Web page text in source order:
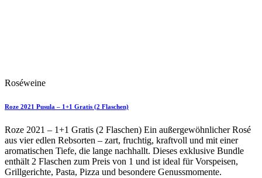
Roséweine
Roze 2021 Pusula – 1+1 Gratis (2 Flaschen)
Roze 2021 – 1+1 Gratis (2 Flaschen) Ein außergewöhnlicher Rosé
aus vier edlen Rebsorten – zart, fruchtig, kraftvoll und mit einer
aromatischen Tiefe, die lange nachhallt. Dieses exklusive Bundle
enthält 2 Flaschen zum Preis von 1 und ist ideal für Vorspeisen,
Grillgerichte, Pasta, Pizza und besondere Genussmomente.